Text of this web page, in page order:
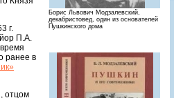
Борис Львович Модзалевский,
декабристовед, один из основателей
Пушкинского дома
г.
П.А.
ранее в
отцом